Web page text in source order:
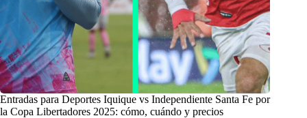
Entradas para Deportes Iquique vs Independiente Santa Fe por
la Copa Libertadores 2025: cómo, cuándo y precios